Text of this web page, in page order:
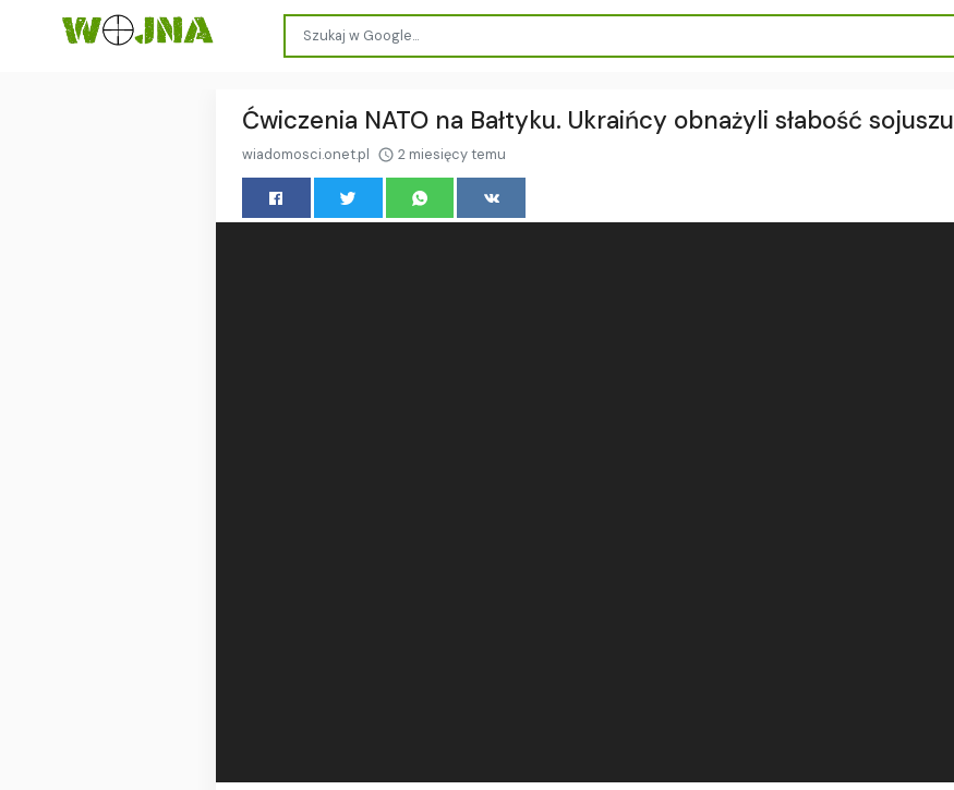
Ćwiczenia NATO na Bałtyku. Ukraińcy obnażyli słabość sojuszu
wiadomosci.onet.pl 2 miesięcy temu